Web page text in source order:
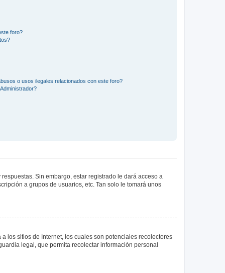
foro?
o usos ilegales relacionados con este foro?
Sin embargo, estar registrado le dará acceso a
a grupos de usuarios, etc. Tan solo le tomará unos
los sitios de Internet, los cuales son potenciales recolectores
legal, que permita recolectar información personal